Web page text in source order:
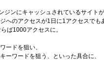
ンにキャッシュされているサイトが
へのアクセスが1日に1アクセスでも
ば1000アクセスに。
ードを狙い、
ーワードを狙う、といった具合に、